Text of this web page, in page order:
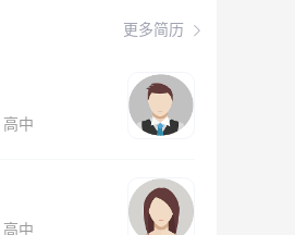
更多简历
高中
高中